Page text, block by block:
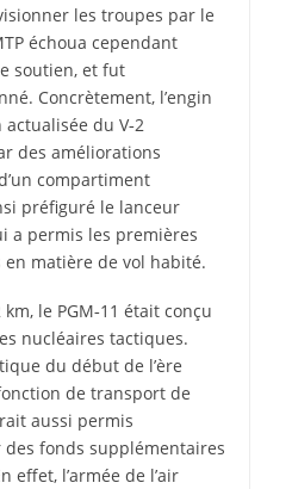
les troupes par le
échoua cependant
soutien, et fut
Concrètement, l’engin
du V‑2
des améliorations
compartiment
préfiguré le lanceur
a permis les premières
matière de vol habité.
le PGM‑11 était conçu
nucléaires tactiques.
du début de l’ère
de transport de
aussi permis
des fonds supplémentaires
effet, l’armée de l’air